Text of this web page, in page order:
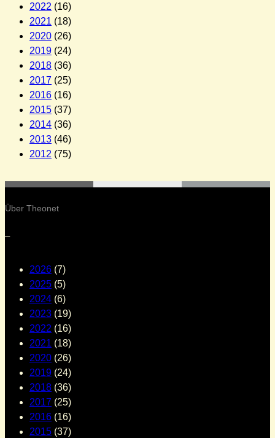
2022 (16)
2021 (18)
2020 (26)
2019 (24)
2018 (36)
2017 (25)
2016 (16)
2015 (37)
2014 (36)
2013 (46)
2012 (75)
Über Theonet
–
2026 (7)
2025 (5)
2024 (6)
2023 (19)
2022 (16)
2021 (18)
2020 (26)
2019 (24)
2018 (36)
2017 (25)
2016 (16)
2015 (37)